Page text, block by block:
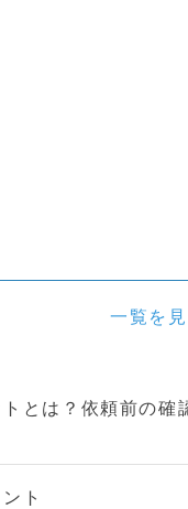
一覧を見
とは？依頼前の確
ト